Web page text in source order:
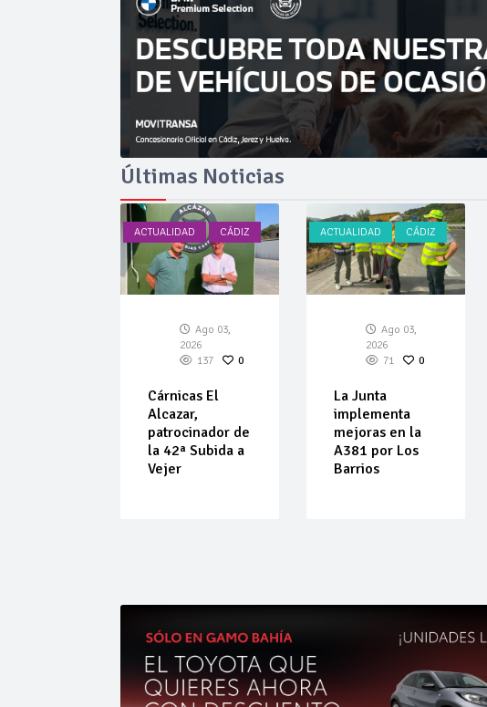
Últimas Noticias
ACTUALIDAD CÁDIZ
Ago 03,
2026
137
0
Cárnicas El
Alcazar,
patrocinador de
la 42ª Subida a
Vejer
ACTUALIDAD CÁDIZ
Ago 03,
2026
71
0
La Junta
implementa
mejoras en la
A381 por Los
Barrios